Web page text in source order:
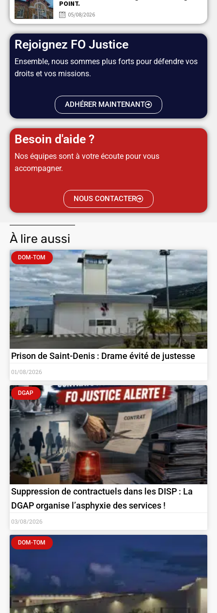
POINT.
05/08/2026
Rejoignez FO Justice
Ensemble, nous sommes plus forts pour défendre vos
droits et vos missions.
ADHÉRER MAINTENANT
Besoin d'aide ?
Nos équipes sont à votre écoute pour vous
accompagner.
NOUS CONTACTER
À lire aussi
DOM-TOM
Prison de Saint-Denis : Drame évité de justesse
01/08/2026
DGAP
Suppression de contractuels dans les DISP : La
DGAP organise l’asphyxie des services !
03/08/2026
DOM-TOM